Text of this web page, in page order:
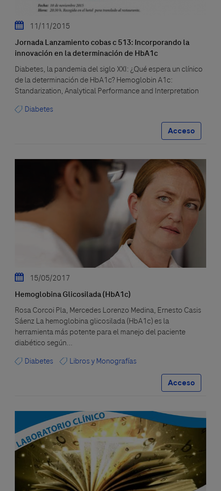
11/11/2015
Jornada Lanzamiento cobas c 513: Incorporando la
innovación en la determinación de HbA1c
Diabetes, la pandemia del siglo XXI: ¿Qué espera un clínico
de la determinación de HbA1c? Hemoglobin A1c:
Standarization, Analytical Performance and Interpretation
Diabetes
Acceso
15/05/2017
Hemoglobina Glicosilada (HbA1c)
Rosa Corcoi Pla, Mercedes Lorenzo Medina, Ernesto Casis
Sáenz La hemoglobina glicosilada (HbA1c) es la
herramienta más potente para el manejo del paciente
diabético según...
Diabetes
Libros y Monografías
Acceso